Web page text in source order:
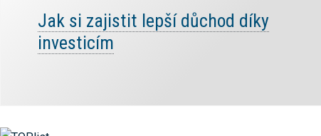
Jak si zajistit lepší důchod díky
investicím